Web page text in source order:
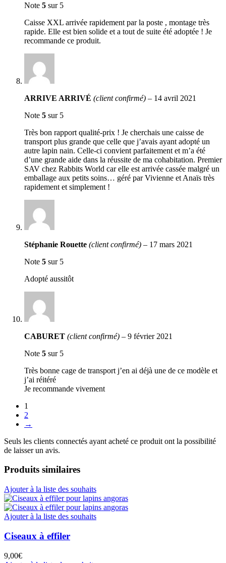
Note 5 sur 5
Caisse XXL arrivée rapidement par la poste , montage très
rapide. Elle est bien solide et a tout de suite été adoptée ! Je
recommande ce produit.
ARRIVE ARRIVÉ (client confirmé) – 14 avril 2021
Note 5 sur 5
Très bon rapport qualité-prix ! Je cherchais une caisse de
transport plus grande que celle que j’avais ayant adopté un
autre lapin nain. Celle-ci convient parfaitement et m’a été
d’une grande aide dans la réussite de ma cohabitation. Premier
SAV chez Rabbits World car elle est arrivée cassée malgré un
emballage aux petits soins… géré par Vivienne et Anaïs très
rapidement et simplement !
Stéphanie Rouette (client confirmé) – 17 mars 2021
Note 5 sur 5
Adopté aussitôt
CABURET (client confirmé) – 9 février 2021
Note 5 sur 5
Très bonne cage de transport j’en ai déjà une de ce modèle et
j’ai réitéré
Je recommande vivement
1
2
→
Seuls les clients connectés ayant acheté ce produit ont la possibilité
de laisser un avis.
Produits similaires
Ajouter à la liste des souhaits
Ajouter à la liste des souhaits
Ciseaux à effiler
9,00€